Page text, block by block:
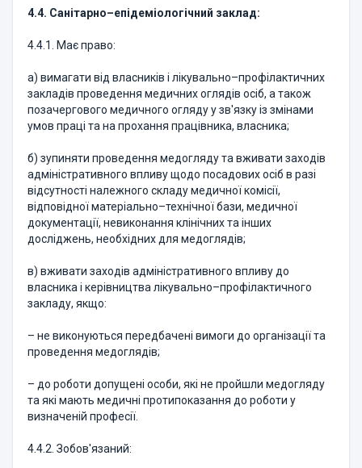
4.4. Санітарно–епідеміологічний заклад:
4.4.1. Має право:
а) вимагати від власників і лікувально–профілактичних
закладів проведення медичних оглядів осіб, а також
позачергового медичного огляду у зв'язку із змінами
умов праці та на прохання працівника, власника;
б) зупиняти проведення медогляду та вживати заходів
адміністративного впливу щодо посадових осіб в разі
відсутності належного складу медичної комісії,
відповідної матеріально–технічної бази, медичної
документації, невиконання клінічних та інших
досліджень, необхідних для медоглядів;
в) вживати заходів адміністративного впливу до
власника і керівництва лікувально–профілактичного
закладу, якщо:
– не виконуються передбачені вимоги до організації та
проведення медоглядів;
– до роботи допущені особи, які не пройшли медогляду
та які мають медичні протипоказання до роботи у
визначеній професії.
4.4.2. Зобов'язаний: